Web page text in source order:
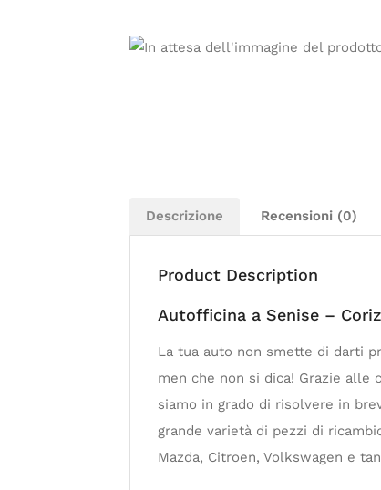
Descrizione Recensioni (0)
Product Description
Autofficina a Senise –
La tua auto non smette di darti
men che non si dica! Grazie alle
siamo in grado di risolvere in
grande varietà di pezzi di
Mazda, Citroen, Volkswagen e